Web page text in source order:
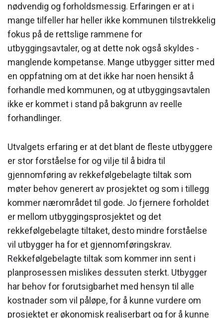
nødvendig og forholdsmessig. Erfaringen er at i
mange tilfeller har heller ikke kommunen tilstrekkelig
fokus på de rettslige rammene for
utbyggingsavtaler, og at dette nok også skyldes ­
manglende kompetanse. Mange utbygger sitter med
en oppfatning om at det ikke har noen hensikt å
forhandle med kommunen, og at utbyggings­avtalen
ikke er kommet i stand på bakgrunn av reelle
forhandlinger.
Utvalgets erfaring er at det blant de fleste utbyggere
er stor forståelse for og vilje til å bidra til
gjennomføring av rekkefølgebelagte tiltak som
møter behov generert av prosjektet og som i tillegg
kommer nærområdet til gode. Jo fjernere forholdet
er mellom utbyggingsprosjektet og det
rekkefølgebelagte tiltaket, desto mindre forståelse
vil utbygger ha for et gjennomføringskrav.
Rekkefølgebelagte tiltak som kommer inn sent i
planprosessen mislikes dessuten sterkt. Utbygger
har behov for forutsigbarhet med hensyn til alle
kostnader som vil påløpe, for å kunne vurdere om
prosjektet er økonomisk realiserbart og for å kunne